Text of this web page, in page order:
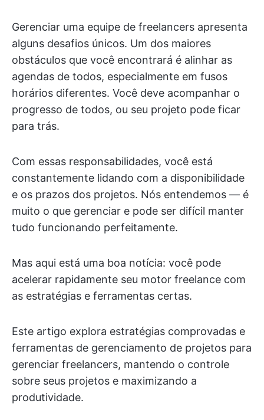
Gerenciar uma equipe de freelancers apresenta
alguns desafios únicos. Um dos maiores
obstáculos que você encontrará é alinhar as
agendas de todos, especialmente em fusos
horários diferentes. Você deve acompanhar o
progresso de todos, ou seu projeto pode ficar
para trás.
Com essas responsabilidades, você está
constantemente lidando com a disponibilidade
e os prazos dos projetos. Nós entendemos — é
muito o que gerenciar e pode ser difícil manter
tudo funcionando perfeitamente.
Mas aqui está uma boa notícia: você pode
acelerar rapidamente seu motor freelance com
as estratégias e ferramentas certas.
Este artigo explora estratégias comprovadas e
ferramentas de gerenciamento de projetos para
gerenciar freelancers, mantendo o controle
sobre seus projetos e maximizando a
produtividade.